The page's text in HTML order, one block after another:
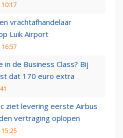
vrachtafhandelaar
Luik Airport
in de Business Class? Bij
dat 170 euro extra
ziet levering eerste Airbus
vertraging oplopen